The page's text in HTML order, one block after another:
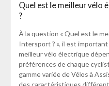
Quel est le meilleur vélo
?
À la question « Quel est le
Intersport ? », il est
meilleur vélo électrique
préférences de chaque
gamme variée de Vélos à